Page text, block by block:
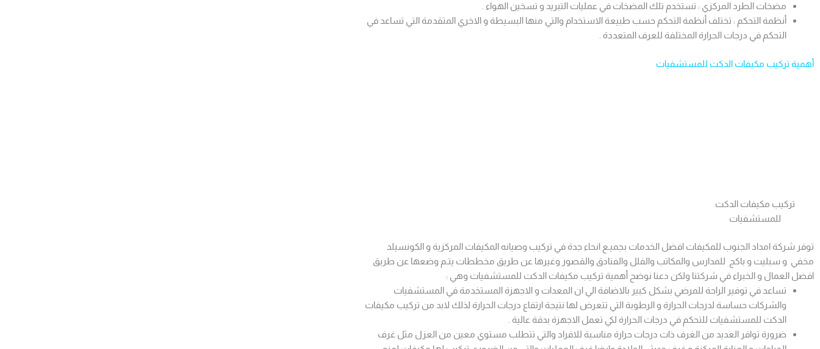
مضخات الطرد المركزي : تستخدم تلك المضخات في عمليات التبريد و تسخين الهواء .
أنظمة التحكم : تختلف أنظمة التحكم حسب طبيعة الاستخدام والتي منها البسيطة و الاخري المتقدمة التي تساعد في
التحكم في درجات الحرارة المختلفة للعرف المتعددة .
أهمية تركيب مكيفات الدكت للمستشفيات
تركيب مكيفات الدكت
للمستشفيات
توفر شركة امداد الجنوب للمكيفات افضل الخدمات بجميـع انحاء جدة في تركيب وصيانه المكيفات المركزية و الكونسيلد
مخفي و سبليت و باكج للمدارس والمكاتب والفلل والفنادق والقصور وغيرها عن طريق مخططات يتـم وضعها عن طريق
افضل العمال و الخبراء في شركتنا ولكن دعنا نوضح أهمية تركيب مكيفات الدكت للمستشفيات وهي :
تساعد في توفير الراحة للمرضي بشكل كبير بالاضافة الي ان المعدات و الاجهزة المستخدمة في المستشفيات
والشركات حساسة لدرجات الحرارة و الرطوبة التي تتعرض لها نتيجة ارتفاع درجات الحرارة لذلك لابد من تركيب مكيفات
الدكت للمستشفيات للتحكم في درجات الحرارة لكي تعمل الاجهزة بدقة عالية .
ضرورة توافر العديد من الغرف ذات درجات حرارة مناسبة للافراد والتي تتطلب مستوي معين من العزل مثل غرف